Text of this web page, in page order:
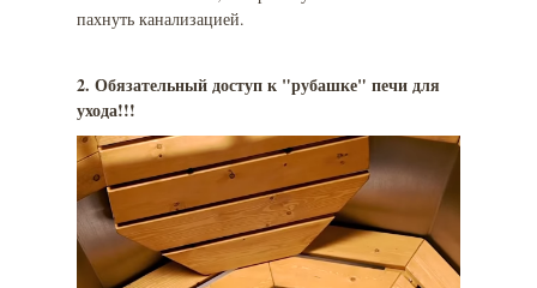
пахнуть канализацией.
2. Обязательный доступ к "рубашке" печи для
ухода!!!